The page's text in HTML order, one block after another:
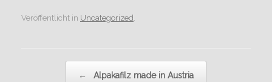
Veröffentlicht in Uncategorized
← Alpakafilz made in Austria